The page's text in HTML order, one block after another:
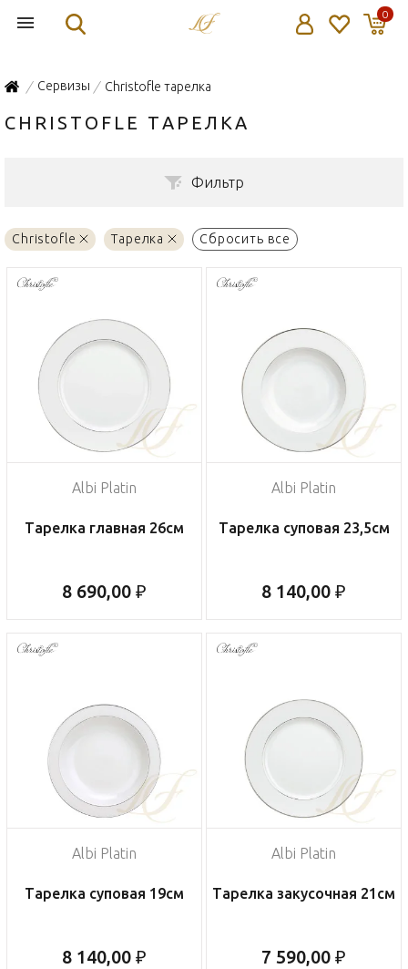
0
/ Сервизы / Christofle тарелка
CHRISTOFLE ТАРЕЛКА
Фильтр
Christofle Тарелка Сбросить все
Albi Platin
Тарелка главная 26см
8 690,00 ₽
Albi Platin
Тарелка суповая 23,5см
8 140,00 ₽
Albi Platin
Тарелка суповая 19см
8 140,00 ₽
Albi Platin
Тарелка закусочная 21см
7 590,00 ₽